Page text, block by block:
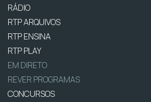
RÁDIO
RTP ARQUIVOS
RTP ENSINA
RTP PLAY
EM DIRETO
REVER PROGRAMAS
CONCURSOS